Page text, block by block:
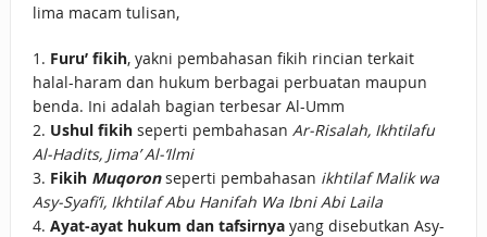
lima macam tulisan,
1. Furu’ fikih, yakni pembahasan fikih rincian terkait
halal-haram dan hukum berbagai perbuatan maupun
benda. Ini adalah bagian terbesar Al-Umm
2. Ushul fikih seperti pembahasan Ar-Risalah, Ikhtilafu
Al-Hadits, Jima’ Al-‘Ilmi
3. Fikih Muqoronseperti pembahasan ikhtilaf Malik wa
Asy-Syafi’i, Ikhtilaf Abu Hanifah Wa Ibni Abi Laila
4. Ayat-ayat hukum dan tafsirnyayang disebutkan Asy-